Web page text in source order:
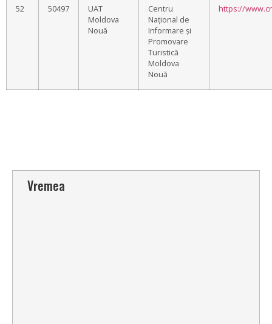
52 50497
UAT
Moldova
Nouă
Centru
Național de
Informare și
Promovare
Turistică
Moldova
Nouă
https://
Vremea